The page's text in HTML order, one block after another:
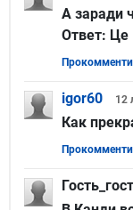
А заради
Ответ: Це
igor60 12
Как